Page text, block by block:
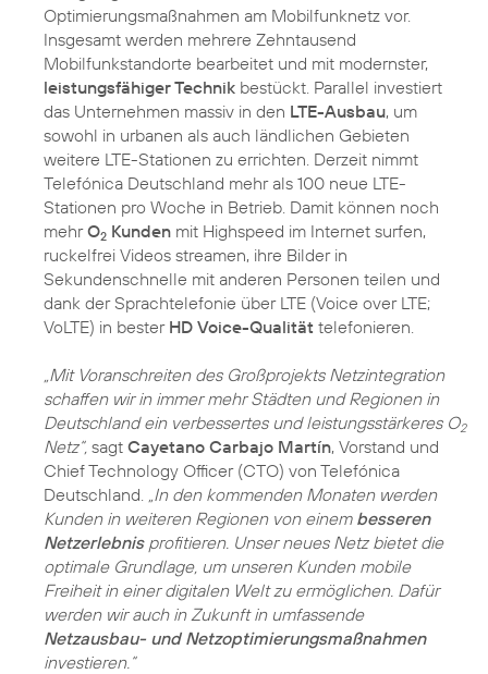
Optimierungsmaßnahmen am Mobilfunknetz vor.
Insgesamt werden mehrere Zehntausend
Mobilfunkstandorte bearbeitet und mit modernster,
leistungsfähiger Technik bestückt. Parallel investiert
das Unternehmen massiv in den LTE-Ausbau, um
sowohl in urbanen als auch ländlichen Gebieten
weitere LTE-Stationen zu errichten. Derzeit nimmt
Telefónica Deutschland mehr als 100 neue LTE-
Stationen pro Woche in Betrieb. Damit können noch
mehrO2 Kunden mit Highspeed im Internet surfen,
ruckelfrei Videos streamen, ihre Bilder in
Sekundenschnelle mit anderen Personen teilen und
dank der Sprachtelefonie über LTE (Voice over LTE;
VoLTE) in bester HD Voice-Qualität telefonieren.
„Mit Voranschreiten des Großprojekts Netzintegration
schaffen wir in immer mehr Städten und Regionen in
Deutschland ein verbessertes und leistungsstärkeres O2
Netz“, sagt Cayetano Carbajo Martín, Vorstand und
Chief Technology Officer (CTO) von Telefónica
Deutschland.
„In den kommenden Monaten werden
Kunden in weiteren Regionen von einem besseren
Netzerlebnisprofitieren. Unser neues Netz bietet die
optimale Grundlage, um unseren Kunden mobile
Freiheit in einer digitalen Welt zu ermöglichen. Dafür
werden wir auch in Zukunft in umfassende
Netzausbau- und Netzoptimierungsmaßnahmen
investieren.“